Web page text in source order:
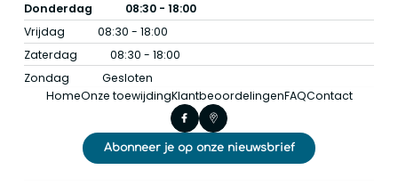
Donderdag
08:30 - 18:00
Vrijdag
08:30 - 18:00
Zaterdag
08:30 - 18:00
Zondag
Gesloten
HomeOnze toewijdingKlantbeoordelingenFAQContact
Abonneer je op onze nieuwsbrief